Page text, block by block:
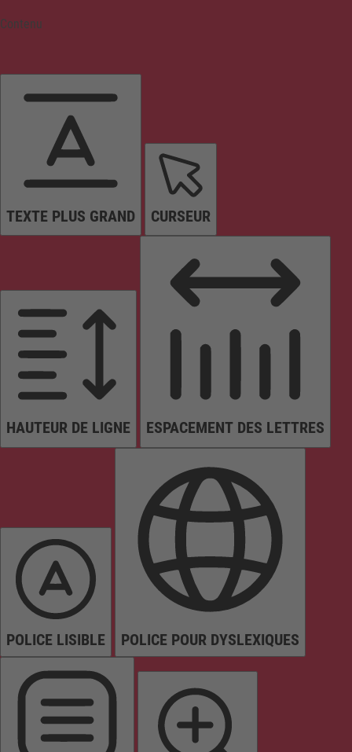
Contenu
TEXTE PLUS GRAND CURSEUR
HAUTEUR DE LIGNE ESPACEMENT DES LETTRES
POLICE LISIBLE POLICE POUR DYSLEXIQUES